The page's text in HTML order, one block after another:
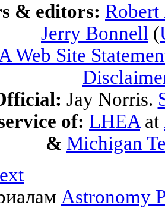
& editors:
Jerry Bonnell (
Web Site
Jay Norris.
of: LHEA at
& Michigan
Astronomy